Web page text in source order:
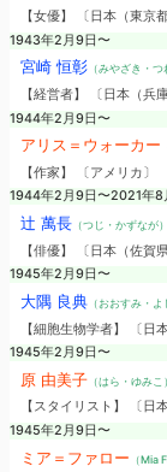
【女優】 〔日本（東京都
1943年2月9日〜
宮崎 恒彰（みやざき・つ
【経営者】 〔日本（兵
1944年2月9日〜
アリス＝ウォーカー
【作家】 〔アメリカ〕
1944年2月9日〜2021年8
辻 萬長（つじ・かずなが）
【俳優】 〔日本（佐賀県
1945年2月9日〜
大隅 良典（おおすみ・よ
【細胞生物学者】 〔日
1945年2月9日〜
原 由美子（はら・ゆみこ）
【スタイリスト】 〔日
1945年2月9日〜
ミア＝ファロー （Mia